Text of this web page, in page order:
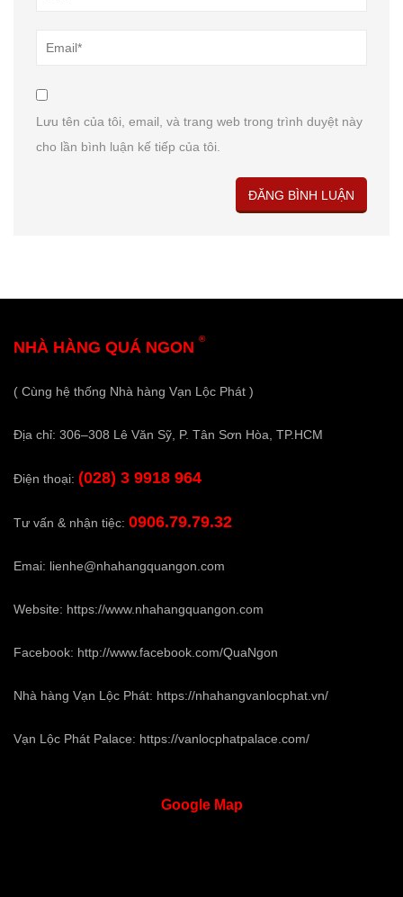
Lưu tên của tôi, email, và trang web trong trình duyệt này
cho lần bình luận kế tiếp của tôi.
NHÀ HÀNG QUÁ NGON ®
( Cùng hệ thống Nhà hàng Vạn Lộc Phát )
Địa chỉ: 306–308 Lê Văn Sỹ, P. Tân Sơn Hòa, TP.HCM
Điện thoại: (028) 3 9918 964
Tư vấn & nhận tiệc: 0906.79.79.32
Emai: lienhe@nhahangquangon.com
Website: https://www.nhahangquangon.com
Facebook: http://www.facebook.com/QuaNgon
Nhà hàng Vạn Lộc Phát: https://nhahangvanlocphat.vn/
Vạn Lộc Phát Palace: https://vanlocphatpalace.com/
GoogleMap